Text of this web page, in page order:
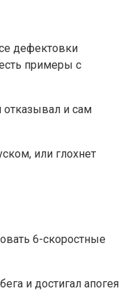
дефектовки
примеры с
и сам
или глохнет
6-скоростные
и достигал апогея